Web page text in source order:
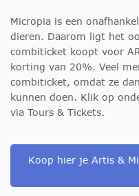
Micropia is een
dieren. Daarom ligt het
combiticket koopt voor
korting van 20%. Veel
combiticket, omdat ze
kunnen doen. Klik op
via Tours & Tickets.
Koop hier je Artis &